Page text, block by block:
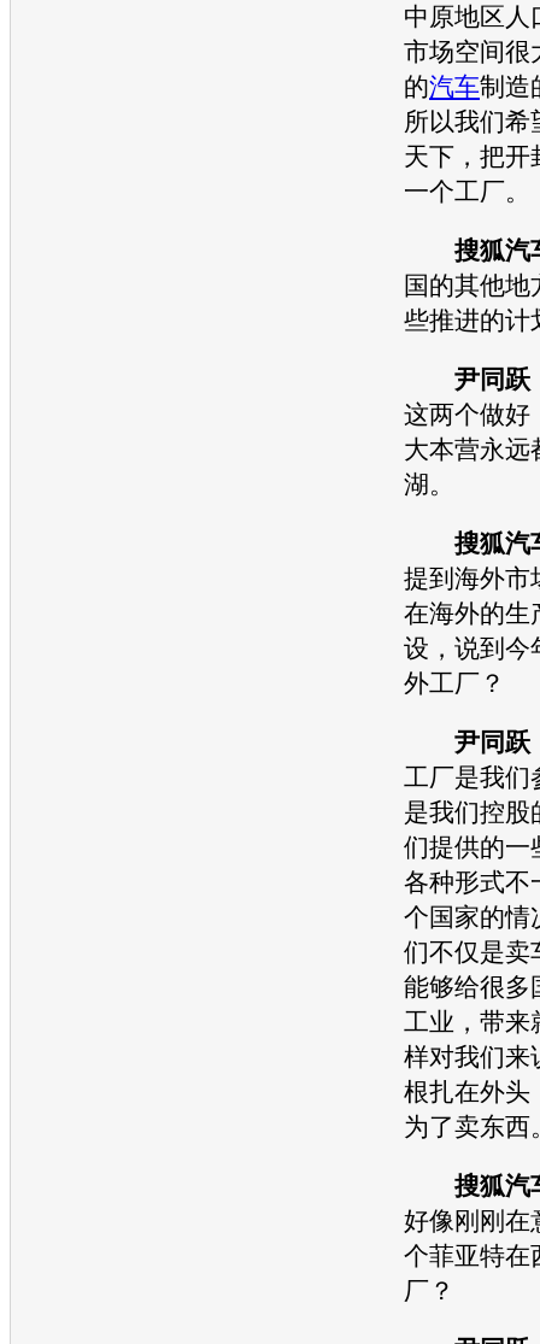
中原地区人
市场空间很
的汽车制造
所以我们希
天下，把开
一个工厂。
搜狐汽
国的其他
些推进的计
尹同跃
这两个做好
大本营永远
湖。
搜狐汽
提到海外市
在海外的生
设，说到今
外工厂？
尹同跃
工厂是我们
是我们控股
们提供的一
各种形式不
个国家的情
们不仅是卖
能够给很多
工业，带来
样对我们来
根扎在外头
为了卖东西
搜狐汽
好像刚刚在
个菲亚特在
厂？